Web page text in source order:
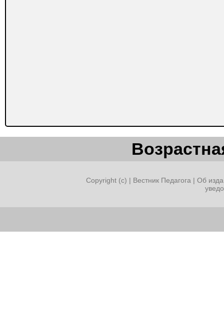
Copyright (c) | Вестник Педагога | Об